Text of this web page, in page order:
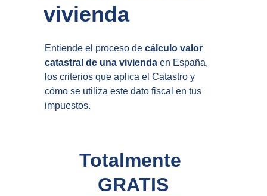
vivienda
Entiende el proceso de cálculo valor
catastral de una vivienda en España,
los criterios que aplica el Catastro y
cómo se utiliza este dato fiscal en tus
impuestos.
Totalmente
GRATIS